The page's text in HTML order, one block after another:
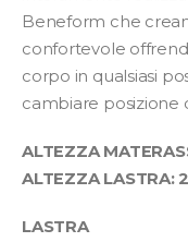
Beneform che
confortevole
corpo in qualsiasi
cambiare posizione
ALTEZZA
ALTEZZA LASTRA:
LASTRA